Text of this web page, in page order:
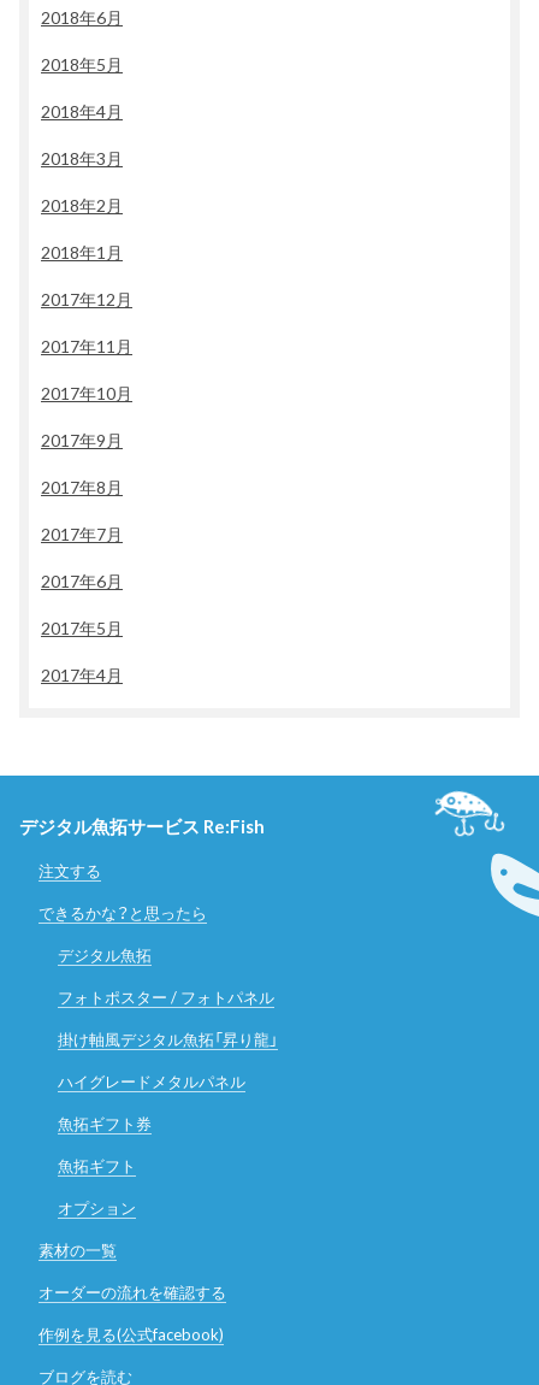
2018年6月
2018年5月
2018年4月
2018年3月
2018年2月
2018年1月
2017年12月
2017年11月
2017年10月
2017年9月
2017年8月
2017年7月
2017年6月
2017年5月
2017年4月
デジタル魚拓サービス Re:Fish
注文する
できるかな？と思ったら
デジタル魚拓
フォトポスター / フォトパネル
掛け軸風デジタル魚拓「昇り龍」
ハイグレードメタルパネル
魚拓ギフト券
魚拓ギフト
オプション
素材の一覧
オーダーの流れを確認する
作例を見る(公式facebook)
ブログを読む